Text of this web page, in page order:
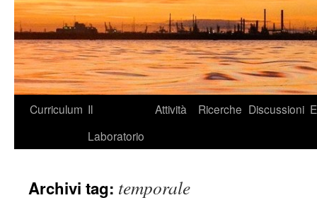
Curriculum Il
Laboratorio
Attività Ricerche Discussioni
Archivi tag: temporale